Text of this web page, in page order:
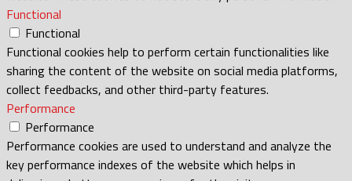
Functional
Functional
Functional cookies help to perform certain functionalities like
sharing the content of the website on social media platforms,
collect feedbacks, and other third-party features.
Performance
Performance
Performance cookies are used to understand and analyze the
key performance indexes of the website which helps in